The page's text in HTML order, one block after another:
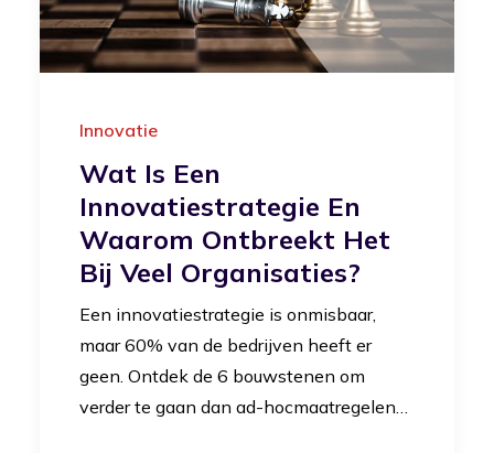
Innovatie
Wat Is Een
Innovatiestrategie En
Waarom Ontbreekt Het
Bij Veel Organisaties?
Een innovatiestrategie is onmisbaar,
maar 60% van de bedrijven heeft er
geen. Ontdek de 6 bouwstenen om
verder te gaan dan ad-hocmaatregelen…